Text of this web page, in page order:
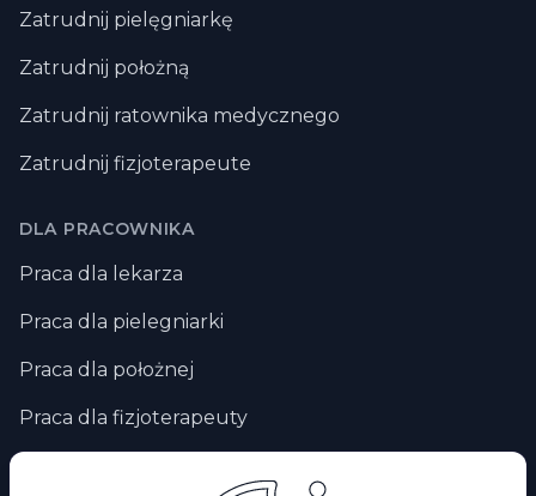
Zatrudnij pielęgniarkę
Zatrudnij położną
Zatrudnij ratownika medycznego
Zatrudnij fizjoterapeute
DLA PRACOWNIKA
Praca dla lekarza
Praca dla pielegniarki
Praca dla położnej
Praca dla fizjoterapeuty